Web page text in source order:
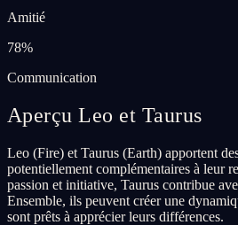
Amitié
78%
Communication
Aperçu Leo et Taurus
Leo (Fire) et Taurus (Earth) apportent
potentiellement complémentaires à leur
passion et initiative, Taurus contribue
Ensemble, ils peuvent créer une
sont prêts à apprécier leurs différences.